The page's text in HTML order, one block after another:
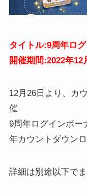
タイトル:9周年ロ
開催期間:2022年12
12月26日より、カ
催
9周年ログインボー
年カウントダウン
詳細は別途以下で